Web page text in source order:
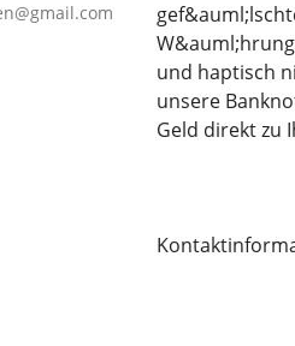
und haptisch
unsere
Geld direkt zu